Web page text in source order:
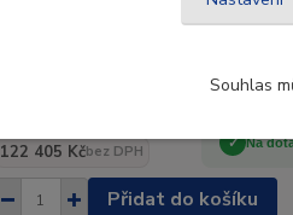
122 405 Kčbez DPH
Na
Přidat do košíku
Souhlas